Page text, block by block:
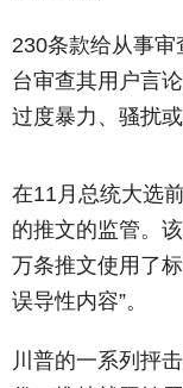
230条款给从事
台审查其用户言
过度暴力、骚扰
在11月总统大选
的推文的监管。
万条推文使用了
误导性内容”。
川普的一系列抨